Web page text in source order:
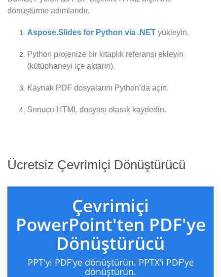
dönüştürme adımlarıdır.
Aspose.Slides for Python via .NET yükleyin.
Python projenize bir kitaplık referansı ekleyin
(kütüphaneyi içe aktarın).
Kaynak PDF dosyalarını Python’da açın.
Sonucu HTML dosyası olarak kaydedin.
Ücretsiz Çevrimiçi Dönüştürücü